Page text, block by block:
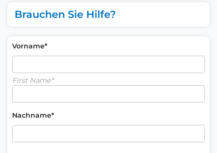
Brauchen Sie Hilfe?
Vorname*
First Name*
Nachname*